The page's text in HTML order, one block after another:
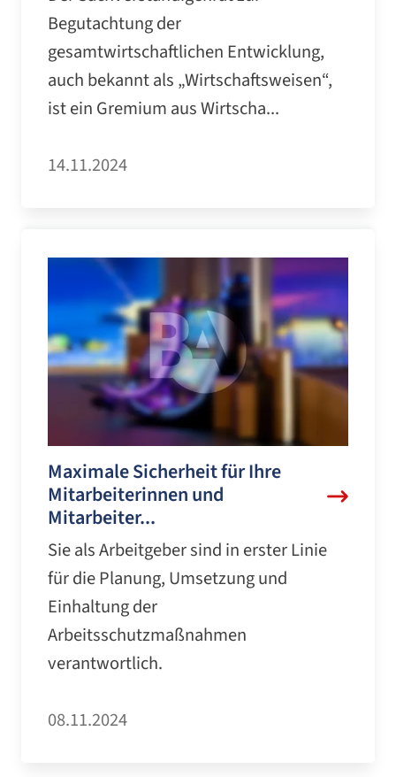
Begutachtung der
gesamtwirtschaftlichen Entwicklung,
auch bekannt als „Wirtschaftsweisen“,
ist ein Gremium aus Wirtscha...
14.11.2024
Maximale Sicherheit für Ihre
Mitarbeiterinnen und
Mitarbeiter...
Sie als Arbeitgeber sind in erster Linie
für die Planung, Umsetzung und
Einhaltung der
Arbeitsschutzmaßnahmen
verantwortlich.
08.11.2024